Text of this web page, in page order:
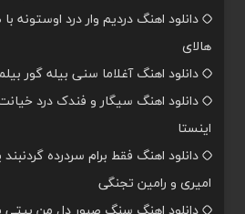
دانلود اهنگ دردیم وار درد اوستونه
هالای
دانلود اهنگ آغلاما سنی بیله گور
دانلود اهنگ سیگار و فندک درد
اینستا
دانلود اهنگ فقط برام سردرده
امیری و رامین تجنگی
دانلود اهنگ سنگ صبور دل من بیتی پر